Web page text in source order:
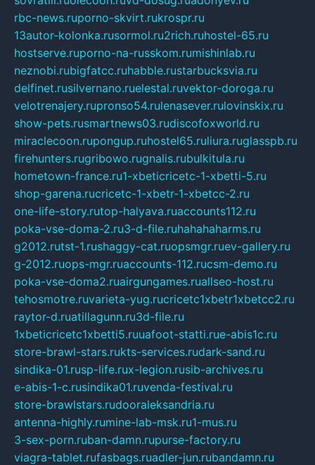
rbc-news.ruporno-skvirt.rukrospr.ru
13autor-kolonka.rusormol.ru2rich.ruhostel-65.ru
hostserve.ruporno-na-russkom.rumishinlab.ru
neznobi.rubigfatcc.ruhabble.rustarbucksvia.ru
delfinet.rusilvernano.ruelestal.ruvektor-doroga.ru
velotrenajery.rupronso54.rulenasever.rulovinskix.ru
show-pets.rusmartnews03.rudiscofoxworld.ru
miraclecoon.rupongup.ruhostel65.ruliura.ruglasspb.ru
firehunters.rugribowo.rugnalis.rubulkitula.ru
hometown-france.ru1-xbeticricetc-1-xbetti-5.ru
shop-garena.rucricetc-1-xbetr-1-xbetcc-2.ru
one-life-story.rutop-halyava.ruaccounts112.ru
poka-vse-doma-2.ru3-d-file.ruhahahaharms.ru
g2012.rutst-1.rushaggy-cat.ruopsmgr.ruev-gallery.ru
g-2012.ruops-mgr.ruaccounts-112.rucsm-demo.ru
poka-vse-doma2.ruairgungames.ruallseo-host.ru
tehosmotre.ruvarieta-yug.rucricetc1xbetr1xbetcc2.ru
raytor-d.ruatillagunn.ru3d-file.ru
1xbeticricetc1xbetti5.ruuafoot-statti.rue-abis1c.ru
store-brawl-stars.rukts-services.rudark-sand.ru
sindika-01.rusp-life.rux-legion.rusib-archives.ru
e-abis-1-c.rusindika01.ruvenda-festival.ru
store-brawlstars.rudooraleksandria.ru
antenna-highly.rumine-lab-msk.ru1-mus.ru
3-sex-porn.ruban-damn.rupurse-factory.ru
viagra-tablet.rufasbags.ruadler-jun.rubandamn.ru